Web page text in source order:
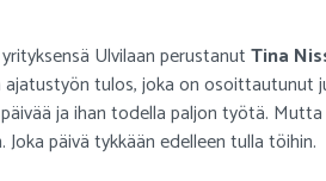
Ulvilaan perustanutTina
ajatustyön tulos, joka on osoittautunut
ja ihan todella paljon työtä.
päivä tykkään edelleen tulla töihin.